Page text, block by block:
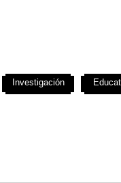
Investigación